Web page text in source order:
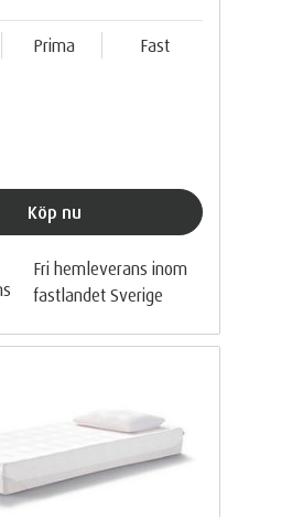
Prima Fast
Köp nu
Fri hemleverans inom
fastlandet Sverige